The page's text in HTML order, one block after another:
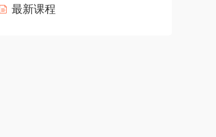
最新课程